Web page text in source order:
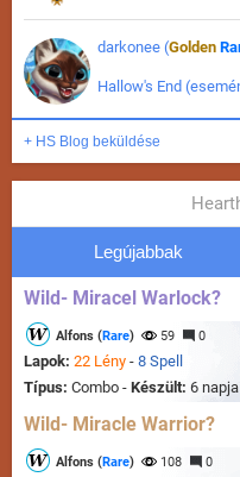
darkonee (Golden
Hallow's End
+ HS Blog beküldése
Legújabbak
Wild- Miracel Warlock?
Alfons (Rare) 59 0
Lapok: 22 Lény - 8 Spell
Típus: Combo - Készült: 6 napja
Wild- Miracle Warrior?
Alfons (Rare) 108 0